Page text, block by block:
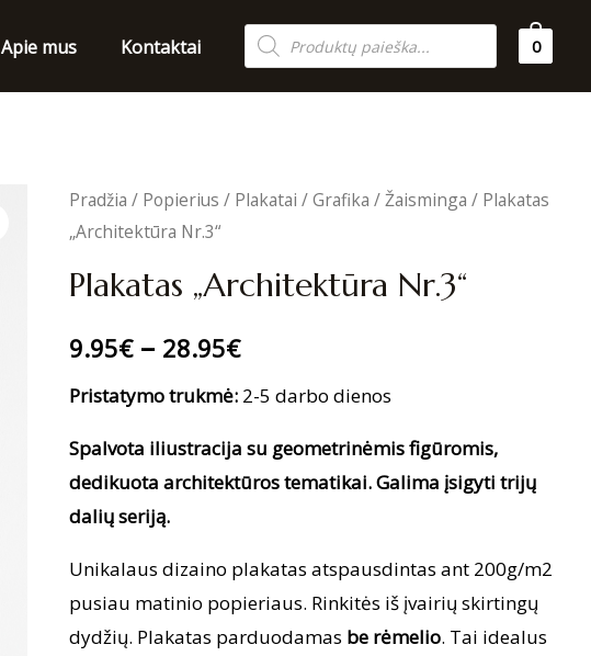
Apie mus Kontaktai
Products
search 0
Pradžia / Popierius / Plakatai /Grafika /Žaisminga / Plakatas
„Architektūra Nr.3“
Plakatas „Architektūra Nr.3“
9.95€– 28.95€
Pristatymo trukmė: 2-5 darbo dienos
Spalvota iliustracija su geometrinėmis figūromis,
dedikuota architektūros tematikai. Galima įsigyti trijų
dalių seriją.
Unikalaus dizaino plakatas atspausdintas ant 200g/m2
pusiau matinio popieriaus. Rinkitės iš įvairių skirtingų
dydžių. Plakatas parduodamas be rėmelio. Tai idealus